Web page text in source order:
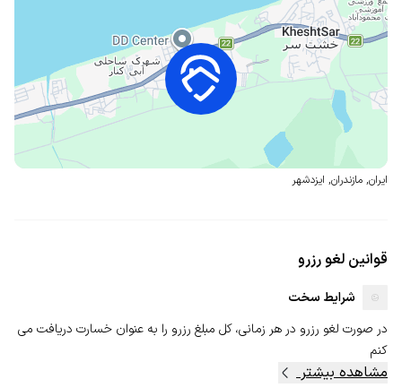
ایران, مازندران, ایزدشهر
قوانین لغو رزرو
شرایط سخت
در صورت لغو رزرو در هر زمانی، کل مبلغ رزرو را به عنوان خسارت دریافت می
کنم
مشاهده بیشتر